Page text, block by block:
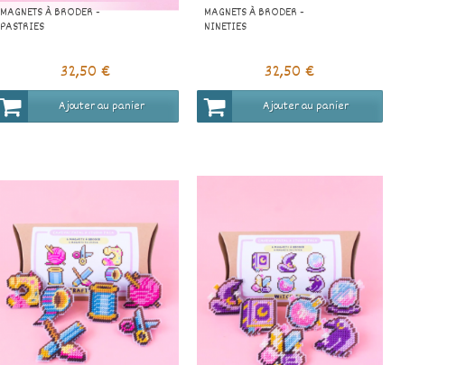
MAGNETS À BRODER -
PASTRIES
32,50 €
Ajouter au panier
MAGNETS À BRODER -
NINETIES
32,50 €
Ajouter au panier